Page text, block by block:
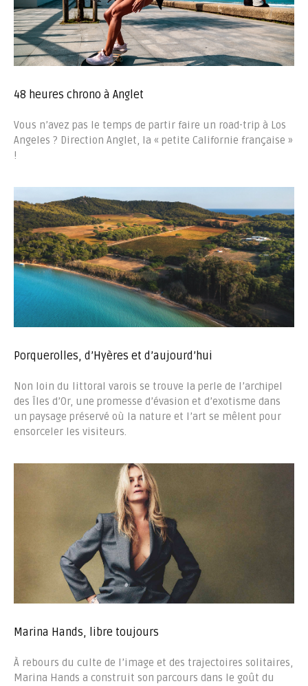
48 heures chrono à Anglet
Vous n’avez pas le temps de partir faire un road-trip à Los
Angeles ? Direction Anglet, la « petite Californie française »
!
Porquerolles, d’Hyères et d’aujourd’hui
Non loin du littoral varois se trouve la perle de l’archipel
des Îles d’Or, une promesse d’évasion et d’exotisme dans
un paysage préservé où la nature et l’art se mêlent pour
ensorceler les visiteurs.
Marina Hands, libre toujours
À rebours du culte de l’image et des trajectoires solitaires,
Marina Hands a construit son parcours dans le goût du